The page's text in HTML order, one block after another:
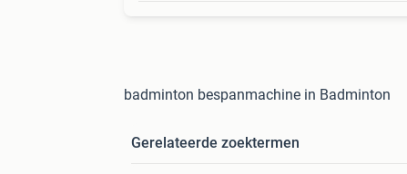
badminton bespanmachine in Badminton
Gerelateerde zoektermen